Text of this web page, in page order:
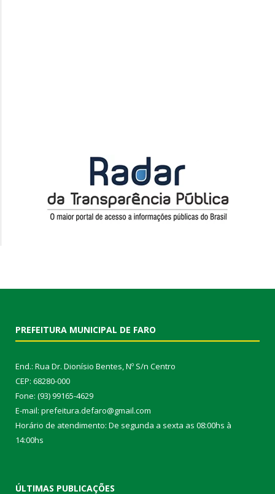
PREFEITURA MUNICIPAL DE FARO
End.: Rua Dr. Dionísio Bentes, Nº S/n Centro
CEP: 68280-000
Fone: (93) 99165-4629
E-mail: prefeitura.defaro@gmail.com
Horário de atendimento: De segunda a sexta as 08:00hs à
14:00hs
ÚLTIMAS PUBLICAÇÕES